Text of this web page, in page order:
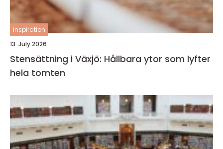
inspiration
13. July 2026
Stensättning i Växjö: Hållbara ytor som lyfter
hela tomten